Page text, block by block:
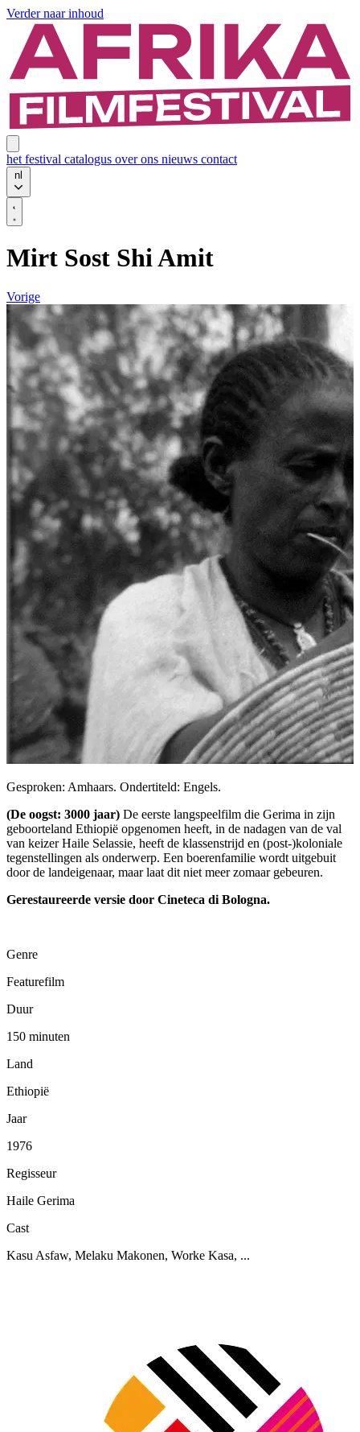
Verder naar inhoud
het festival catalogus over ons nieuws contact
nl
Mirt Sost Shi Amit
Vorige
Gesproken: Amhaars. Ondertiteld: Engels.
(De oogst: 3000 jaar) De eerste langspeelfilm die Gerima in zijn
geboorteland Ethiopië opgenomen heeft, in de nadagen van de val
van keizer Haile Selassie, heeft de klassenstrijd en (post-)koloniale
tegenstellingen als onderwerp. Een boerenfamilie wordt uitgebuit
door de landeigenaar, maar laat dit niet meer zomaar gebeuren.
Gerestaureerde versie door Cineteca di Bologna.
Genre
Featurefilm
Duur
150 minuten
Land
Ethiopië
Jaar
1976
Regisseur
Haile Gerima
Cast
Kasu Asfaw, Melaku Makonen, Worke Kasa, ...